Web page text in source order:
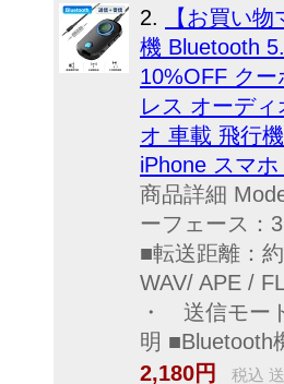
2.
【お買い
機 Bluetooth
10%OFF ク
レス オーデ
オ 車載 飛行
iPhone スマ
商品詳細
ーフェース：
■転送距離：
WAV/ APE /
・ 送信モー
明 ■Bluetooth
2,180円
税込